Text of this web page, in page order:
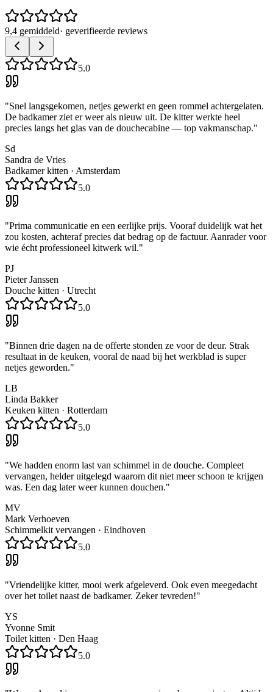
9,4 gemiddeld· geverifieerde reviews
5.0
"Snel langsgekomen, netjes gewerkt en geen rommel achtergelaten.
De badkamer ziet er weer als nieuw uit. De kitter werkte heel
precies langs het glas van de douchecabine — top vakmanschap."
Sd
Sandra de Vries
Badkamer kitten · Amsterdam
5.0
"Prima communicatie en een eerlijke prijs. Vooraf duidelijk wat het
zou kosten, achteraf precies dat bedrag op de factuur. Aanrader voor
wie écht professioneel kitwerk wil."
PJ
Pieter Janssen
Douche kitten · Utrecht
5.0
"Binnen drie dagen na de offerte stonden ze voor de deur. Strak
resultaat in de keuken, vooral de naad bij het werkblad is super
netjes geworden."
LB
Linda Bakker
Keuken kitten · Rotterdam
5.0
"We hadden enorm last van schimmel in de douche. Compleet
vervangen, helder uitgelegd waarom dit niet meer schoon te krijgen
was. Een dag later weer kunnen douchen."
MV
Mark Verhoeven
Schimmelkit vervangen · Eindhoven
5.0
"Vriendelijke kitter, mooi werk afgeleverd. Ook even meegedacht
over het toilet naast de badkamer. Zeker tevreden!"
YS
Yvonne Smit
Toilet kitten · Den Haag
5.0